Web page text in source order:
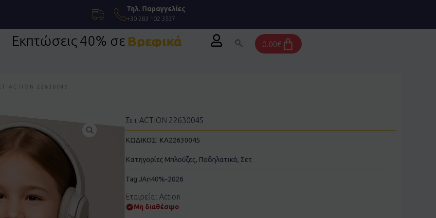
Τηλ. Παραγγελίες
+30 283 102 3537
Εκπτώσεις 40% σε
Βρεφικά
0.00€Cart
ACTION 22630045
Σετ ACTION 22630045
ΚΩΔΙΚΟΣ: KA22630045
Κατηγορίες Μπλούζες, Ποδηλατικά, Σετ
Tag JAn40%-2026
Εταιρεία: Action
Μη διαθέσιμο